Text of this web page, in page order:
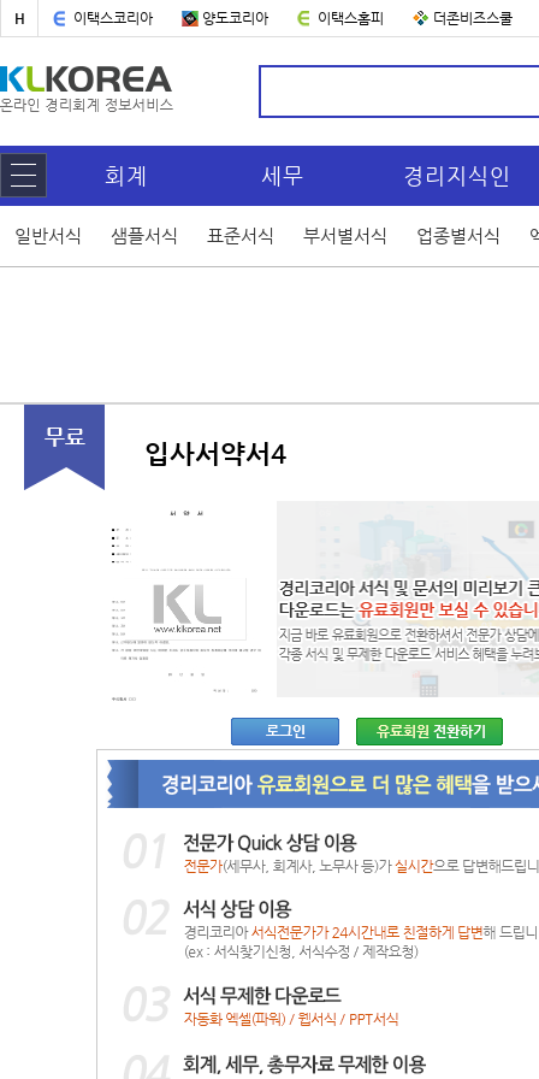
H 이택스코리아 양도코리아 이택스홈피 더존비즈스쿨
회계 세무 경리지식인
일반서식 샘플서식 표준서식 부서별서식 업종별서식
입사서약서4